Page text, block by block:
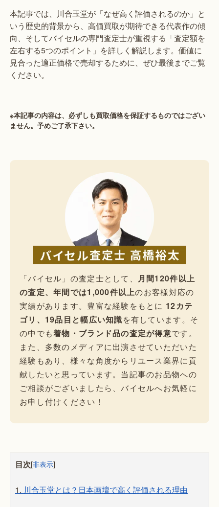
本記事では、川合玉堂が「なぜ高く評価されるのか」と
いう歴史的背景から、高価買取が期待できる代表作の傾
向、そしてバイセルの専門査定士が重視する「査定額を
左右する5つのポイント」を詳しく解説します。価値に
見合った適正価格で売却するために、ぜひ最後までご覧
ください。
※本記事の内容は、必ずしも買取価格を保証するものではござい
ません。予めご了承下さい。
「バイセル」の査定士として、
月間120件以上
の査定、年間では1,000件以上のお客様対応の
実績があります。豊富な経験をもとに 12カテ
ゴリ、19品目と幅広い知識を有しています。そ
の中でも着物・ブランド品の査定が得意です。
また、多数のメディアに出演させていただいた
経験もあり、様々な角度からリユース業界に貢
献したいと思っています。当記事のお品物への
ご相談がございましたら、バイセルへお気軽に
お申し付けください！
目次[非表示]
1. 川合玉堂とは？日本画壇で高く評価される理由